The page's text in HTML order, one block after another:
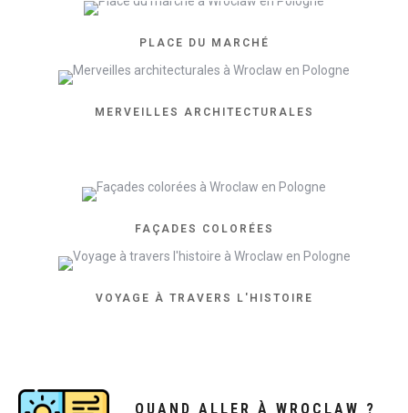
PLACE DU MARCHÉ
MERVEILLES ARCHITECTURALES
FAÇADES COLORÉES
VOYAGE À TRAVERS L'HISTOIRE
QUAND ALLER À WROCLAW ?